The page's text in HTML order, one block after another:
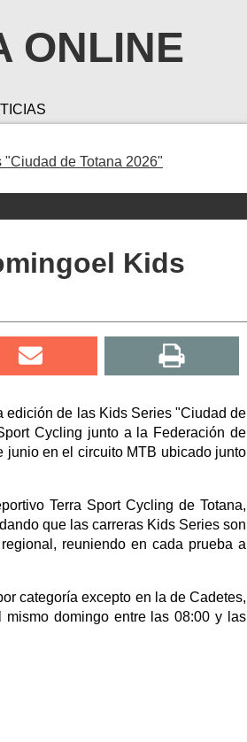
ONLINE
de Totana 2026"
Kids
edición de las Kids Series "Ciudad de
Cycling junto a la Federación de
junio en el circuito MTB ubicado junto
Terra Sport Cycling de Totana,
que las carreras Kids Series son
reuniendo en cada prueba a
categoría excepto en la de Cadetes,
domingo entre las 08:00 y las